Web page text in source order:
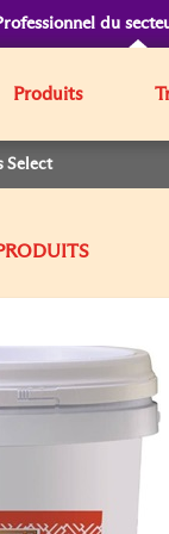
du
Produits
Select